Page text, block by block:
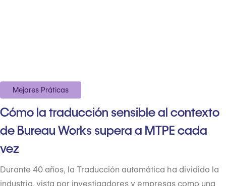
Mejores Práticas
Cómo la traducción sensible al contexto
de Bureau Works supera a MTPE cada
vez
Durante 40 años, la Traducción automática ha dividido la
industria, vista por investigadores y empresas como una